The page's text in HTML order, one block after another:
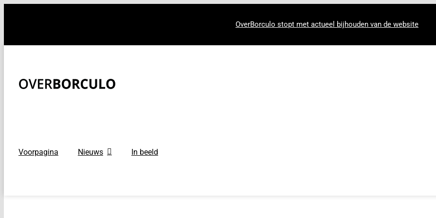
OverBorculo stopt met actueel bijhouden van de website
Voorpagina Nieuws In beeld